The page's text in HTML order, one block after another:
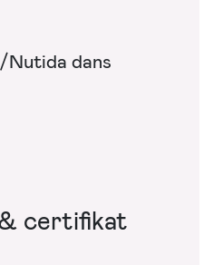
dans
certifikat